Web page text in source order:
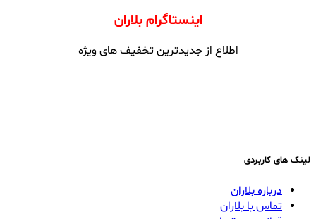
اینستاگرام بلاران
اطلاع از جدیدترین تخفیف های ویژه
لینک های کاربردی
درباره بلاران
تماس با بلاران